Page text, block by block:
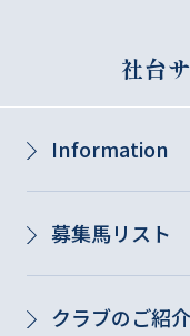
社台
Information
募集馬リスト
クラブのご紹介